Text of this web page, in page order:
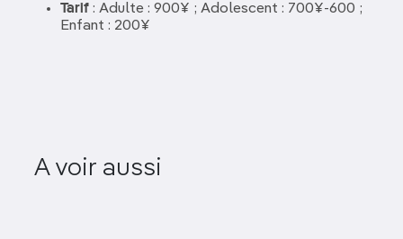
Tarif : Adulte : 900¥ ; Adolescent : 700¥-600 ;
Enfant : 200¥
A voir aussi
Kurama-dera